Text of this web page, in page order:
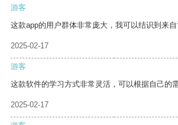
游客
这款app的用户群体非常庞大，我可以结识到来自
2025-02-17
游客
这款软件的学习方式非常灵活，可以根据自己的
2025-02-17